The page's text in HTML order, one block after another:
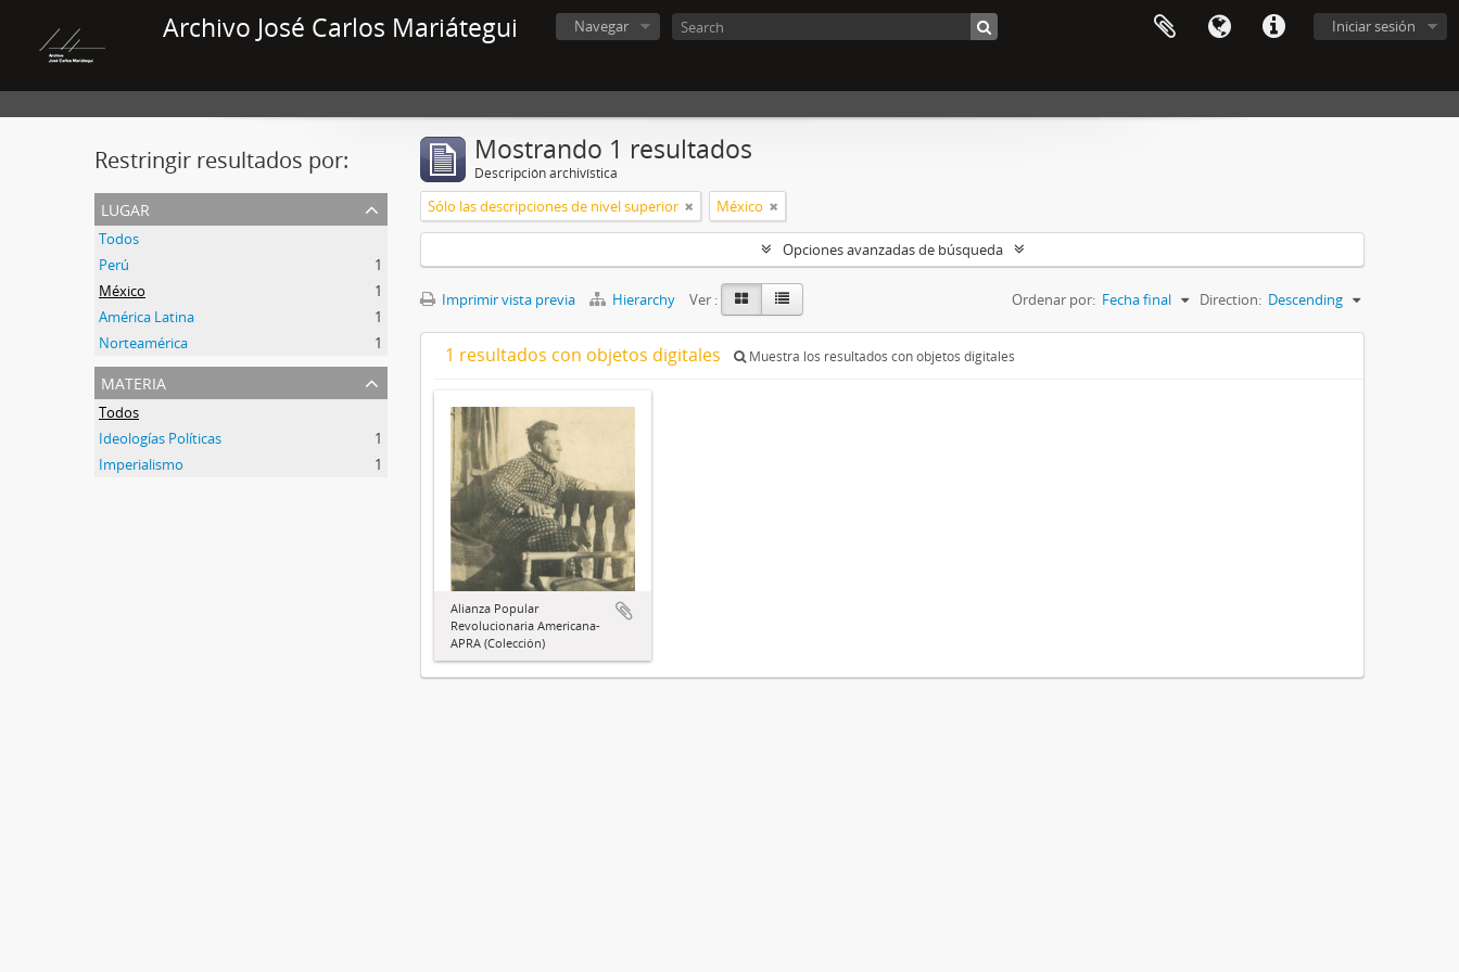
Archivo José Carlos Mariátegui Iniciar sesión
Navegar
Restringir resultados por:
lugar
Todos
Perú
1
México
1
América Latina
1
Norteamérica
1
materia
Todos
Ideologías Políticas
1
Imperialismo
1
Mostrando 1 resultados
Descripción archivística
Sólo las descripciones de nivel superior México
Opciones avanzadas de búsqueda
Imprimir vista previa Hierarchy Ver : Ordenar por: Fecha final Direction: Descending
1 resultados con objetos digitales Muestra los resultados con objetos digitales
Alianza Popular
Revolucionaria Americana-
APRA (Colección)